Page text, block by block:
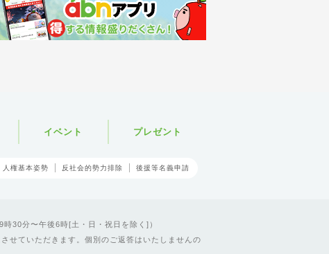
イベント プレゼント
人権基本姿勢 反社会的勢力排除 後援等名義申請
30分〜午後6時[土・日・祝日を除く]）
せていただきます。個別のご返答はいたしませんの